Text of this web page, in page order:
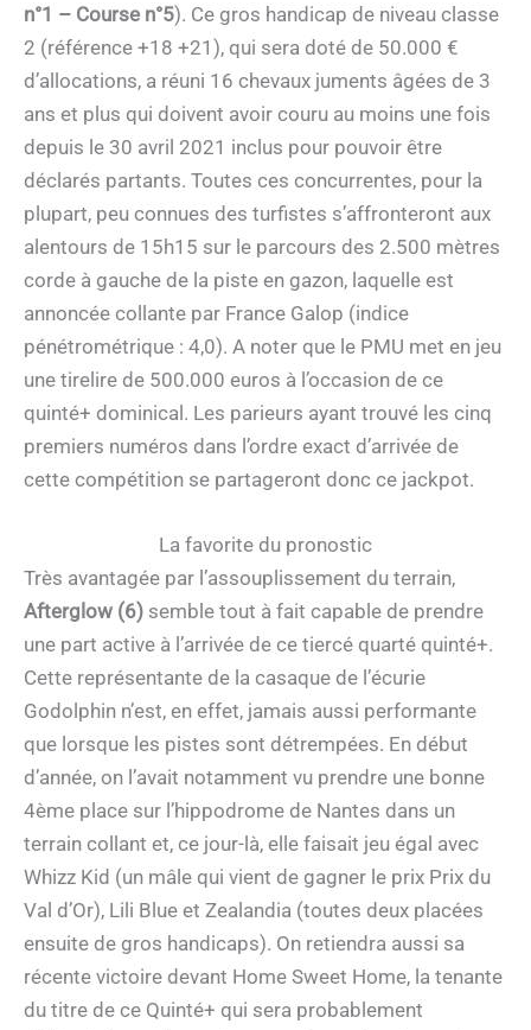
n°1 – Course n°5). Ce gros handicap de niveau classe
2 (référence +18 +21), qui sera doté de 50.000 €
d’allocations, a réuni 16 chevaux juments âgées de 3
ans et plus qui doivent avoir couru au moins une fois
depuis le 30 avril 2021 inclus pour pouvoir être
déclarés partants. Toutes ces concurrentes, pour la
plupart, peu connues des turfistes s’affronteront aux
alentours de 15h15 sur le parcours des 2.500 mètres
corde à gauche de la piste en gazon, laquelle est
annoncée collante par France Galop (indice
pénétrométrique : 4,0). A noter que le PMU met en jeu
une tirelire de 500.000 euros à l’occasion de ce
quinté+ dominical. Les parieurs ayant trouvé les cinq
premiers numéros dans l’ordre exact d’arrivée de
cette compétition se partageront donc ce jackpot.
La favorite du pronostic
Très avantagée par l’assouplissement du terrain,
Afterglow (6) semble tout à fait capable de prendre
une part active à l’arrivée de ce tiercé quarté quinté+.
Cette représentante de la casaque de l’écurie
Godolphin n’est, en effet, jamais aussi performante
que lorsque les pistes sont détrempées. En début
d’année, on l’avait notamment vu prendre une bonne
4ème place sur l’hippodrome de Nantes dans un
terrain collant et, ce jour-là, elle faisait jeu égal avec
Whizz Kid (un mâle qui vient de gagner le prix Prix du
Val d’Or), Lili Blue et Zealandia (toutes deux placées
ensuite de gros handicaps). On retiendra aussi sa
récente victoire devant Home Sweet Home, la tenante
du titre de ce Quinté+ qui sera probablement